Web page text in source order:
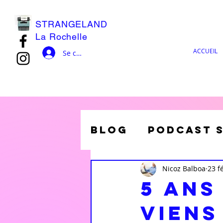
STRANGELAND
La Rochelle
Se connecter ACCUEIL
blog Podcast
intro Podcast
5
Nicoz Balboa 23